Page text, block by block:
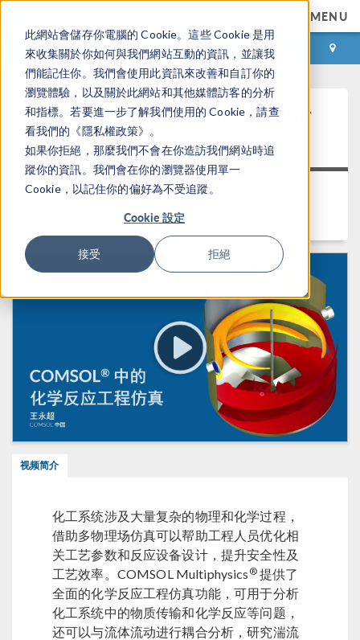
此網站會儲存你電腦的 Cookie。這些 Cookie 是用
來收集關於你如何與我們網站互動的資訊，並讓我
們能記住你。我們會使用此資訊來改善和自訂你的
瀏覽體驗，以及關於此網站和其他媒體訪客的分析
和指標。若要進一步了解我們使用的 Cookie，請查
看我們的《隱私權政策》。
如果你拒絕，那麼我們不會在你造訪我們網站時追
蹤你的資訊。我們會在你的瀏覽器使用單一
Cookie，以記住你的偏好為不受追蹤。
Cookie 設定
接受 拒絕
MENU
登录 咨询与购买
COMSOL®中的化学反应工程仿
真
返回视频中心
时长： 1:06:10
视频简介
化工系统涉及大量复杂的物理和化学过程，
借助多物理场仿真可以帮助工程人员优化相
关工艺参数和反应设备设计，提升安全性及
工艺效率。COMSOL Multiphysics ®提供了
全面的化学反应工程仿真功能，可用于分析
化工系统中的物质传输和化学反应等问题，
还可以与流体流动进行耦合分析，研究湍流